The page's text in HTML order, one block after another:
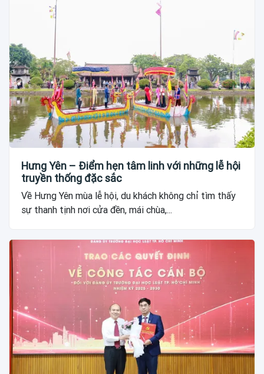
Hưng Yên – Điểm hẹn tâm linh với những lễ hội
truyền thống đặc sắc
Về Hưng Yên mùa lễ hội, du khách không chỉ tìm thấy
sự thanh tịnh nơi cửa đền, mái chùa,...